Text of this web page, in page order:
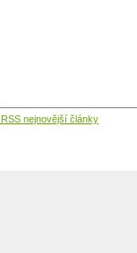
RSS nejnovější články